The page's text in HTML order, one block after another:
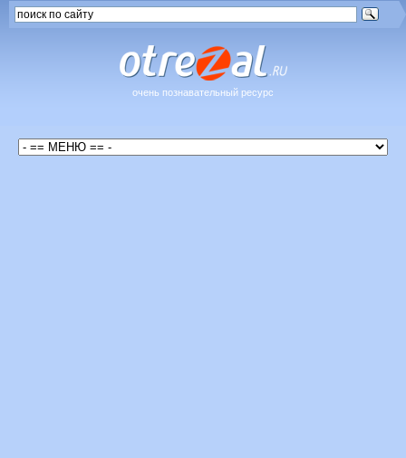
очень познавательный ресурс